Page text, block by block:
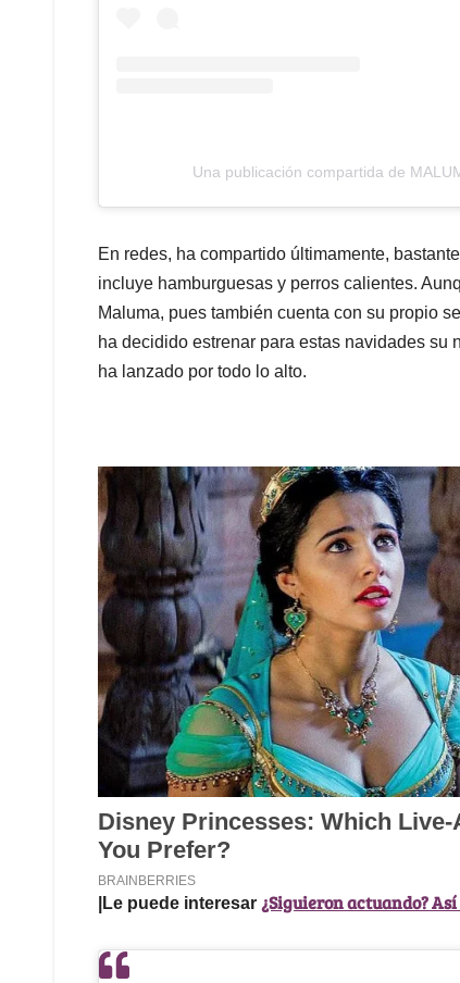
Una publicación compartida de
En redes, ha compartido últimamente,
incluye hamburguesas y perros calientes.
Maluma, pues también cuenta con su propio
ha decidido estrenar para estas navidades
ha lanzado por todo lo alto.
|Le puede interesar ¿Siguieron actuando?